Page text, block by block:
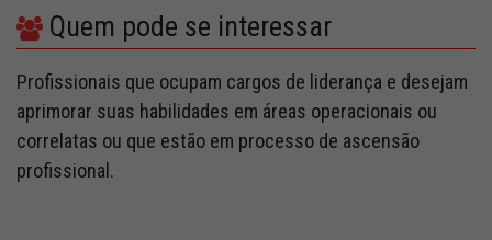
Quem pode se interessar
Profissionais que ocupam cargos de liderança e desejam
aprimorar suas habilidades em áreas operacionais ou
correlatas ou que estão em processo de ascensão
profissional.